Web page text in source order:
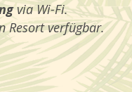
via Wi-Fi.
Resort verfügbar.